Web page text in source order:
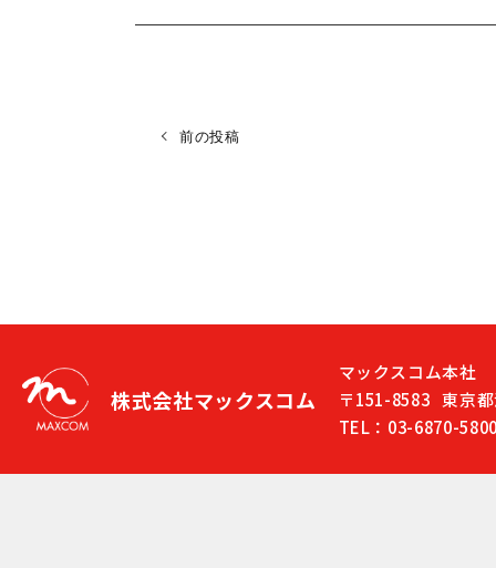
前の投稿
株式会社マックスコム
マックスコム本社
〒151-8583 東京
TEL：03-6870-5800